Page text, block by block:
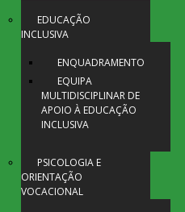
EDUCAÇÃO
INCLUSIVA
ENQUADRAMENTO
EQUIPA
MULTIDISCIPLINAR DE
APOIO À EDUCAÇÃO
INCLUSIVA
PSICOLOGIA E
ORIENTAÇÃO
VOCACIONAL